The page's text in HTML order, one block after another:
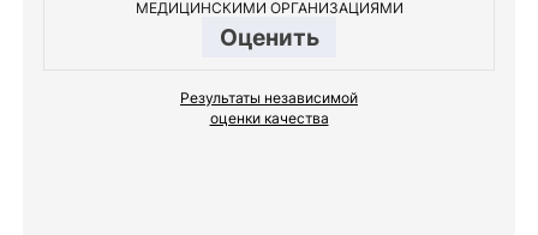
МЕДИЦИНСКИМИ ОРГАНИЗАЦИЯМИ
Оценить
Результаты независимой
оценки качества